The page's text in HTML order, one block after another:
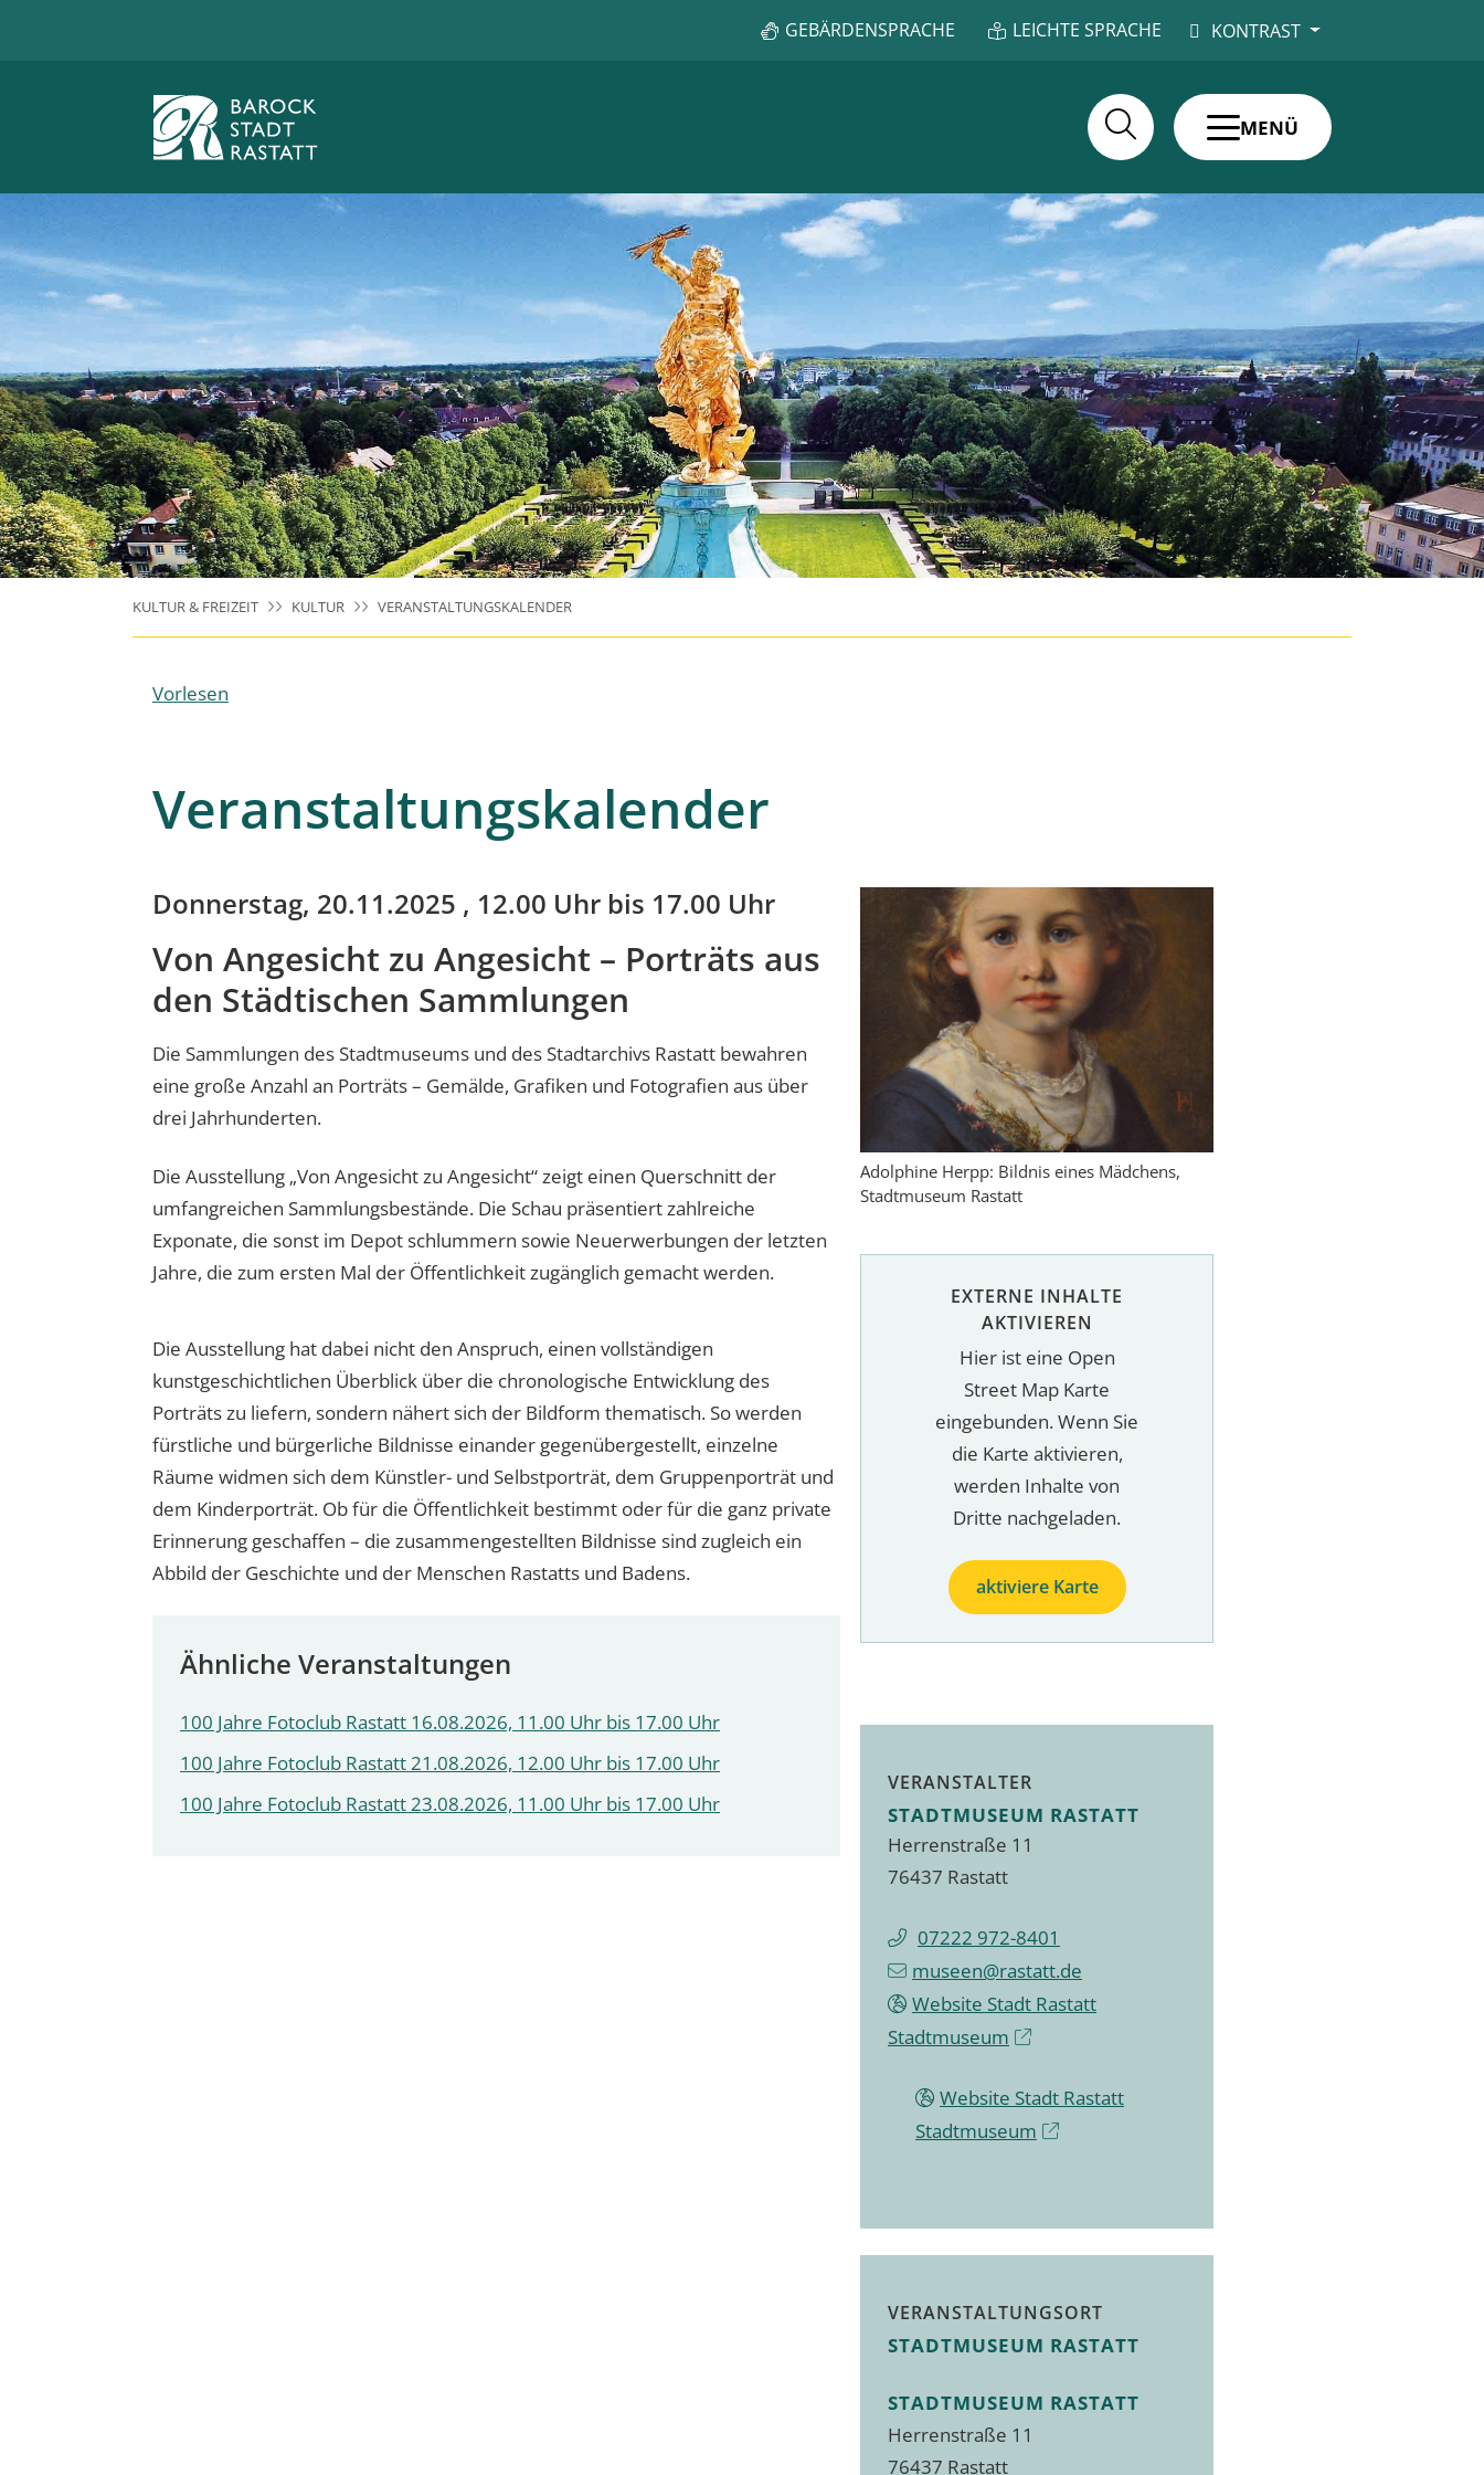
GEBÄRDENSPRACHE LEICHTE SPRACHE KONTRAST
MENÜ
KULTUR & FREIZEIT KULTUR VERANSTALTUNGSKALENDER
Vorlesen
Veranstaltungskalender
Donnerstag, 20.11.2025 , 12.00 Uhr bis 17.00 Uhr
Von Angesicht zu Angesicht – Porträts aus
den Städtischen Sammlungen
Die Sammlungen des Stadtmuseums und des Stadtarchivs Rastatt bewahren
eine große Anzahl an Porträts – Gemälde, Grafiken und Fotografien aus über
drei Jahrhunderten.
Die Ausstellung „Von Angesicht zu Angesicht“ zeigt einen Querschnitt der
umfangreichen Sammlungsbestände. Die Schau präsentiert zahlreiche
Exponate, die sonst im Depot schlummern sowie Neuerwerbungen der letzten
Jahre, die zum ersten Mal der Öffentlichkeit zugänglich gemacht werden.
Die Ausstellung hat dabei nicht den Anspruch, einen vollständigen
kunstgeschichtlichen Überblick über die chronologische Entwicklung des
Porträts zu liefern, sondern nähert sich der Bildform thematisch. So werden
fürstliche und bürgerliche Bildnisse einander gegenübergestellt, einzelne
Räume widmen sich dem Künstler- und Selbstporträt, dem Gruppenporträt und
dem Kinderporträt. Ob für die Öffentlichkeit bestimmt oder für die ganz private
Erinnerung geschaffen – die zusammengestellten Bildnisse sind zugleich ein
Abbild der Geschichte und der Menschen Rastatts und Badens.
Ähnliche Veranstaltungen
100 Jahre Fotoclub Rastatt 16.08.2026, 11.00 Uhr bis 17.00 Uhr
100 Jahre Fotoclub Rastatt 21.08.2026, 12.00 Uhr bis 17.00 Uhr
100 Jahre Fotoclub Rastatt 23.08.2026, 11.00 Uhr bis 17.00 Uhr
Adolphine Herpp: Bildnis eines Mädchens,
Stadtmuseum Rastatt
EXTERNE INHALTE
AKTIVIEREN
Hier ist eine Open
Street Map Karte
eingebunden. Wenn Sie
die Karte aktivieren,
werden Inhalte von
Dritte nachgeladen.
aktiviere Karte
VERANSTALTER
STADTMUSEUM RASTATT
Herrenstraße 11
76437 Rastatt
07222 972-8401
museen@rastatt.de
Website Stadt Rastatt
Stadtmuseum
Website Stadt Rastatt
Stadtmuseum
VERANSTALTUNGSORT
STADTMUSEUM RASTATT
STADTMUSEUM RASTATT
Herrenstraße 11
76437 Rastatt